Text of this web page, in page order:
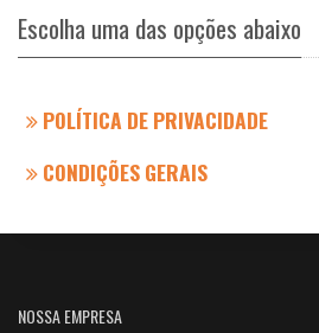
Escolha uma das opções abaixo
POLÍTICA DE PRIVACIDADE
CONDIÇÕES GERAIS
NOSSA EMPRESA